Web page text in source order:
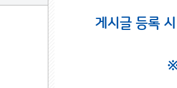
게시글 등록